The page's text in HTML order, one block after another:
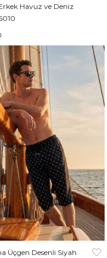
Havuz ve Deniz
Üçgen Desenli Siyah